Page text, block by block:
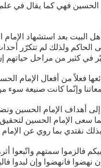
الحسين فهي كما يقال في
البيت بعد استشهاد
ولذلك لم تتكرّر
في كثير من مراحل
فعلاً من أفعال الإمام
وإنّما كانت صنيعة سوء
أهداف الإمام الحسين
سعى الإمام الحسين
نقتدي بما روي عن
فالزموا سمتهم واتّبعوا
فانهضوا وإن لبدوا